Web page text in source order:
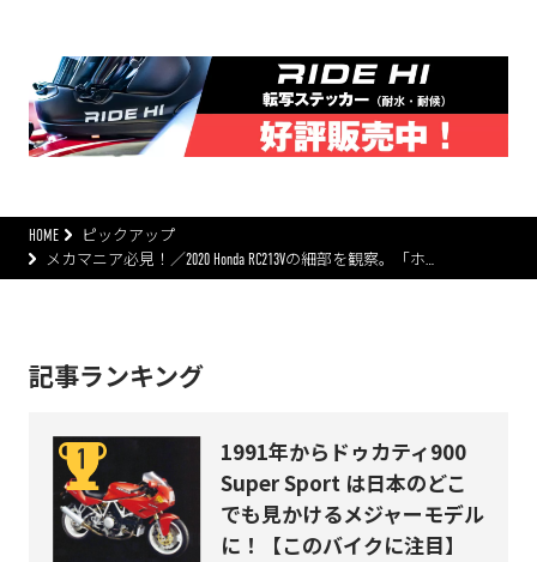
HOME
ピックアップ
メカマニア必見！／2020 Honda RC213Vの細部を観察。「ホ…
記事ランキング
1991年からドゥカティ900
Super Sport は日本のどこ
でも見かけるメジャーモデル
に！【このバイクに注目】